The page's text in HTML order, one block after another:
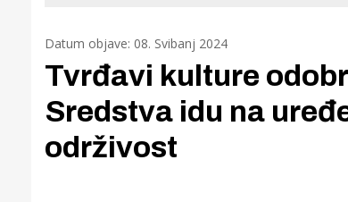
Datum objave: 08. Svibanj 2024
Tvrđavi kulture
Sredstva idu na
održivost